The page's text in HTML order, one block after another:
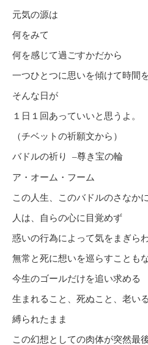
元気の源は
何をみて
何を感じて過ごすかだから
一つひとつに思いを傾けて時間
そんな日が
１日１回あっていいと思うよ。
（チベットの祈願文から）
バドルの祈り –尊き宝の輪
ア・オーム・フーム
この人生、このバドルのさなか
人は、自らの心に目覚めず
惑いの行為によって気をまぎら
無常と死に想いを巡らすことも
今生のゴールだけを追い求める
生まれること、死ぬこと、老い
縛られたまま
この幻想としての肉体が突然最